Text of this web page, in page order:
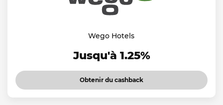
Wego Hotels
Jusqu'à 1.25%
Obtenir du cashback